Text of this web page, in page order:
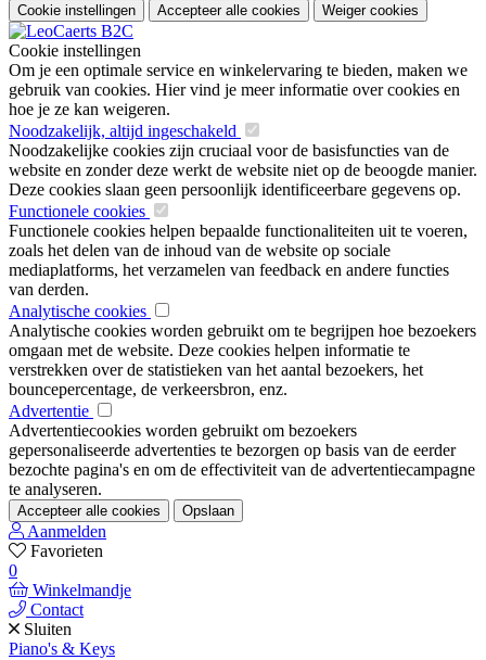
Cookie instellingen Accepteer alle cookies Weiger cookies
Cookie instellingen
Om je een optimale service en winkelervaring te bieden, maken we
gebruik van cookies. Hier vind je meer informatie over cookies en
hoe je ze kan weigeren.
Noodzakelijk, altijd ingeschakeld
Noodzakelijke cookies zijn cruciaal voor de basisfuncties van de
website en zonder deze werkt de website niet op de beoogde manier.
Deze cookies slaan geen persoonlijk identificeerbare gegevens op.
Functionele cookies
Functionele cookies helpen bepaalde functionaliteiten uit te voeren,
zoals het delen van de inhoud van de website op sociale
mediaplatforms, het verzamelen van feedback en andere functies
van derden.
Analytische cookies
Analytische cookies worden gebruikt om te begrijpen hoe bezoekers
omgaan met de website. Deze cookies helpen informatie te
verstrekken over de statistieken van het aantal bezoekers, het
bouncepercentage, de verkeersbron, enz.
Advertentie
Advertentiecookies worden gebruikt om bezoekers
gepersonaliseerde advertenties te bezorgen op basis van de eerder
bezochte pagina's en om de effectiviteit van de advertentiecampagne
te analyseren.
Accepteer alle cookies Opslaan
Aanmelden
Favorieten
0
Winkelmandje
Contact
Sluiten
Piano's & Keys